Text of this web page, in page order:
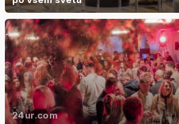
24ur.com